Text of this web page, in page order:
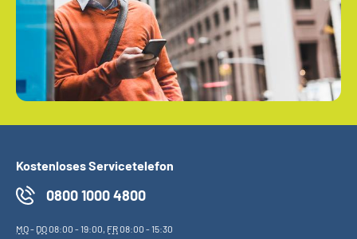
Kostenloses Servicetelefon
0800 1000 4800
MO- DO08:00 - 19:00, FR08:00 - 15:30